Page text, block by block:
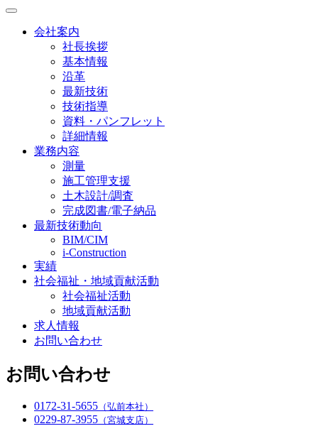
会社案内
社長挨拶
基本情報
沿革
最新技術
技術指導
資料・パンフレット
詳細情報
業務内容
測量
施工管理支援
土木設計/調査
完成図書/電子納品
最新技術動向
BIM/CIM
i-Construction
実績
社会福祉・地域貢献活動
社会福祉活動
地域貢献活動
求人情報
お問い合わせ
お問い合わせ
0172-31-5655 （弘前本社）
0229-87-3955 （宮城支店）